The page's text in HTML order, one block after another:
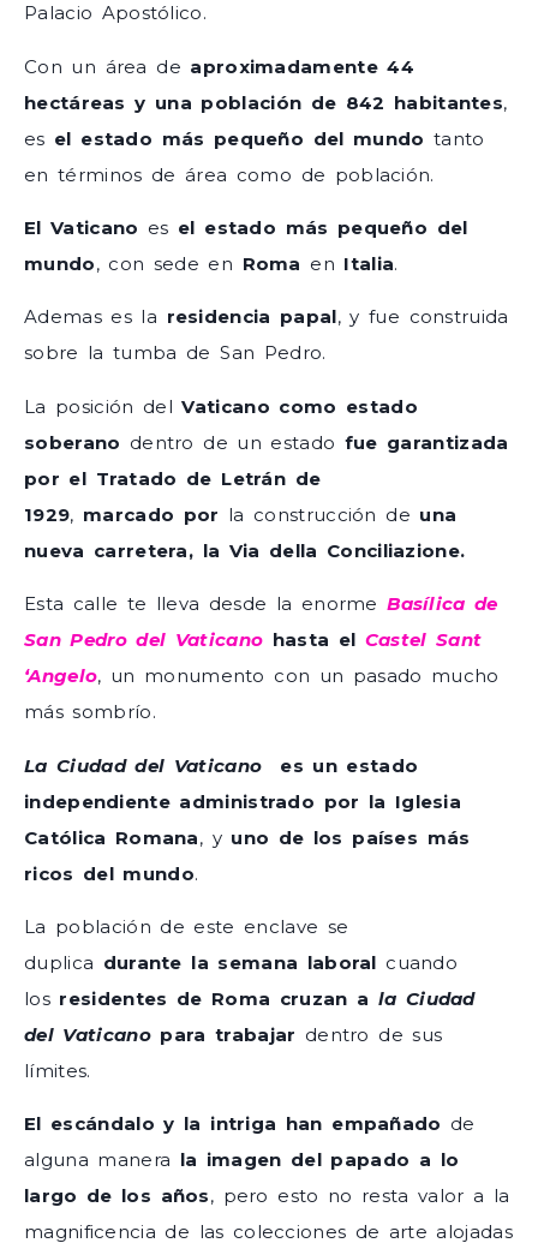
Palacio Apostólico.
Con un área de aproximadamente 44
hectáreas y una población de 842 habitantes,
es el estado más pequeño del mundo tanto
en términos de área como de población.
El Vaticano es el estado más pequeño del
mundo, con sede en Roma en Italia.
Ademas es la residencia papal, y fue construida
sobre la tumba de San Pedro.
La posición delVaticano como estado
soberano dentro de un estado fue garantizada
por el Tratado de Letrán de
1929, marcado por la construcción de una
nueva carretera, la Via della Conciliazione.
Esta calle te lleva desde la enormeBasílica de
San Pedro del Vaticano hasta el Castel Sant
‘Angelo, un monumento con un pasado mucho
más sombrío.
La Ciudad del Vaticano es un estado
independiente administrado por la Iglesia
Católica Romana, y uno de los países más
ricos del mundo.
La población de este enclave se
duplica durante la semana laboral cuando
los residentes de Roma cruzan a la Ciudad
del Vaticanopara trabajar dentro de sus
límites.
El escándalo y la intriga han empañado de
alguna manera la imagen del papado a lo
largo de los años, pero esto no resta valor a la
magnificencia de las colecciones de arte alojadas